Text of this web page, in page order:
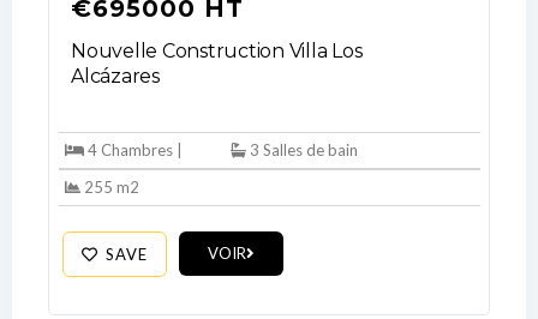
€695000 HT
Nouvelle Construction Villa Los
Alcázares
4 Chambres |
3 Salles de bain
255 m2
SAVE VOIR
Don't have an account? Sign Up
Password